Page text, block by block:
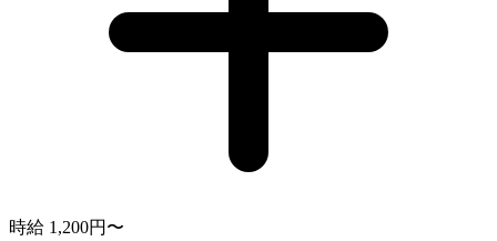
時給 1,200円〜